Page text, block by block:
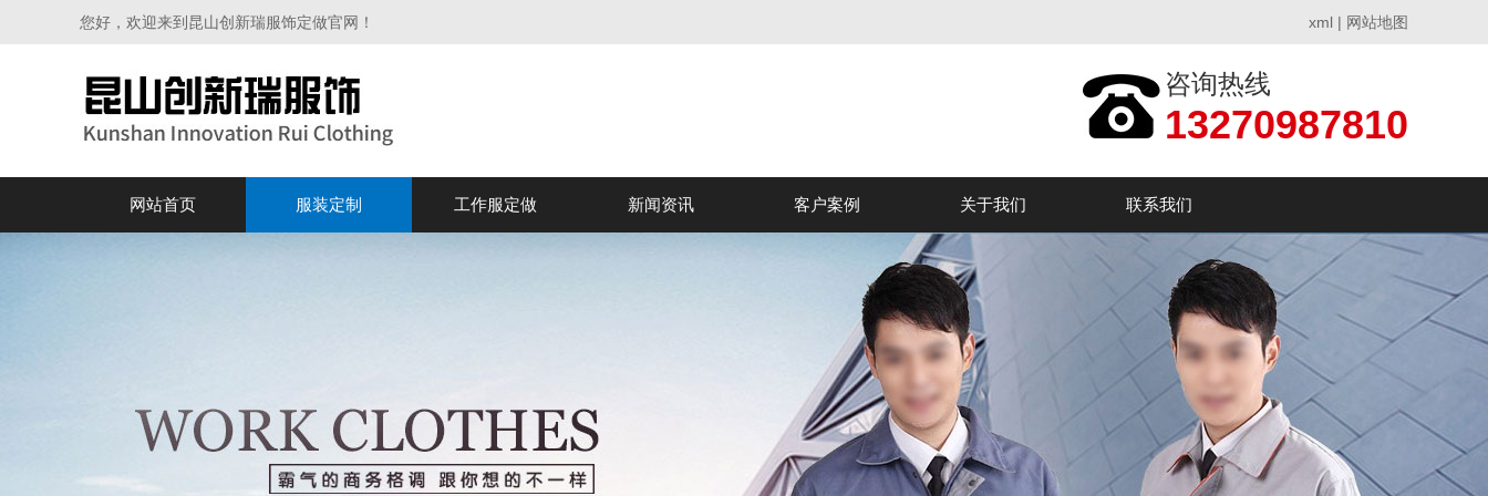
您好，欢迎来到昆山创新瑞服饰定做官网！ xml | 网站地图
咨询热线
13270987810
网站首页 服装定制 工作服定做 新闻资讯 客户案例 关于我们 联系我们